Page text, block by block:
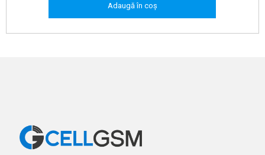
fost:
89,0 lei.
Adaugă în coș